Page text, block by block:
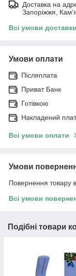
Доставка на
Запоріжжя,
Всі умови доставки
Умови оплати
Післяплата
Приват Банк
Готівкою
Накладений
Всі умови оплати
Умови
Повернення товару
Всі умови
Подібні товари